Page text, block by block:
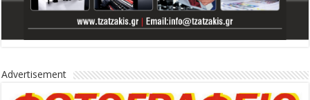
Advertisement